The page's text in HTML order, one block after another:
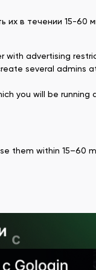
в течении 15-60
with advertising
several admins
you will be running
them within 15–60